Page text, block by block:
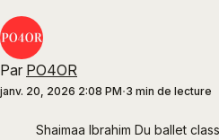
Par PO4OR
janv. 20, 2026 2:08 PM 3 min de lecture
Shaimaa Ibrahim Du ballet